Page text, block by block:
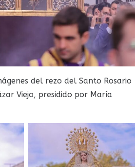
del rezo del Santo Rosario
Viejo, presidido por María